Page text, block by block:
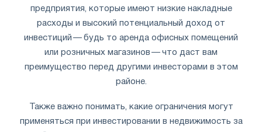
предприятия, которые имеют низкие накладные
расходы и высокий потенциальный доход от
инвестиций — будь то аренда офисных помещений
или розничных магазинов — что даст вам
преимущество перед другими инвесторами в этом
районе.
Также важно понимать, какие ограничения могут
применяться при инвестировании в недвижимость за